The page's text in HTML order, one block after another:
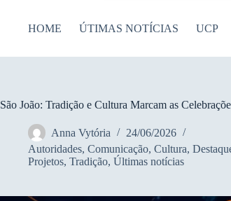
HOME ÚTIMAS NOTÍCIAS UCP
São João: Tradição e Cultura Marcam as
Anna Vytória
24/06/2026
Autoridades, Comunicação, Cultura,
Projetos, Tradição, Últimas notícias